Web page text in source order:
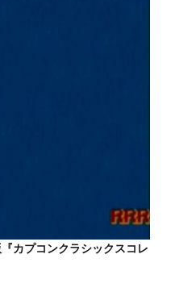
カプコンクラシックスコレ